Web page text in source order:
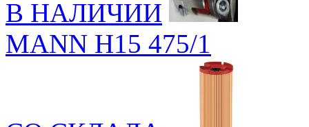
В НАЛИЧИИ
MANN H15 475/1